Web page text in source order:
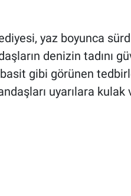
yaz boyunca
denizin tadını
gibi görünen
uyarılara